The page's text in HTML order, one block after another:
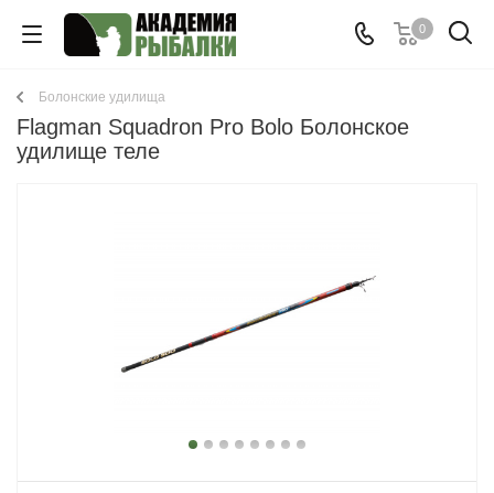
0
Болонские удилища
Flagman Squadron Pro Bolo Болонское
удилище теле